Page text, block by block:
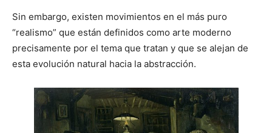
Sin embargo, existen movimientos en el más puro
“realismo” que están definidos como arte moderno
precisamente por el tema que tratan y que se alejan de
esta evolución natural hacia la abstracción.